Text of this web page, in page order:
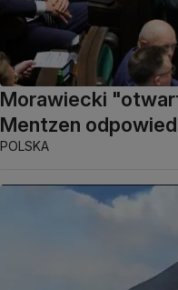
Morawiecki
Mentzen
POLSKA